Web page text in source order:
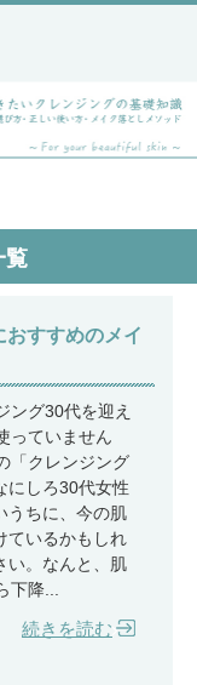
覧
すすめのメイ
ング30代を迎え
っていません
「クレンジング
にしろ30代女性
うちに、今の肌
ているかもしれ
い。なんと、肌
降...
続きを読む